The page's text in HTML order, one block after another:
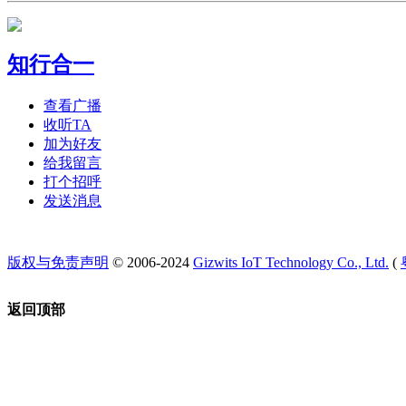
知行合一
查看广播
收听TA
加为好友
给我留言
打个招呼
发送消息
版权与免责声明 © 2006-2024 Gizwits IoT Technology Co., Ltd. (
返回顶部